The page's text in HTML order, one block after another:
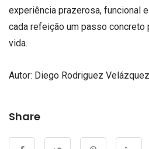
experiência prazerosa, funcional
cada refeição um passo concreto
vida.
Autor: Diego Rodriguez Velázquez
Share